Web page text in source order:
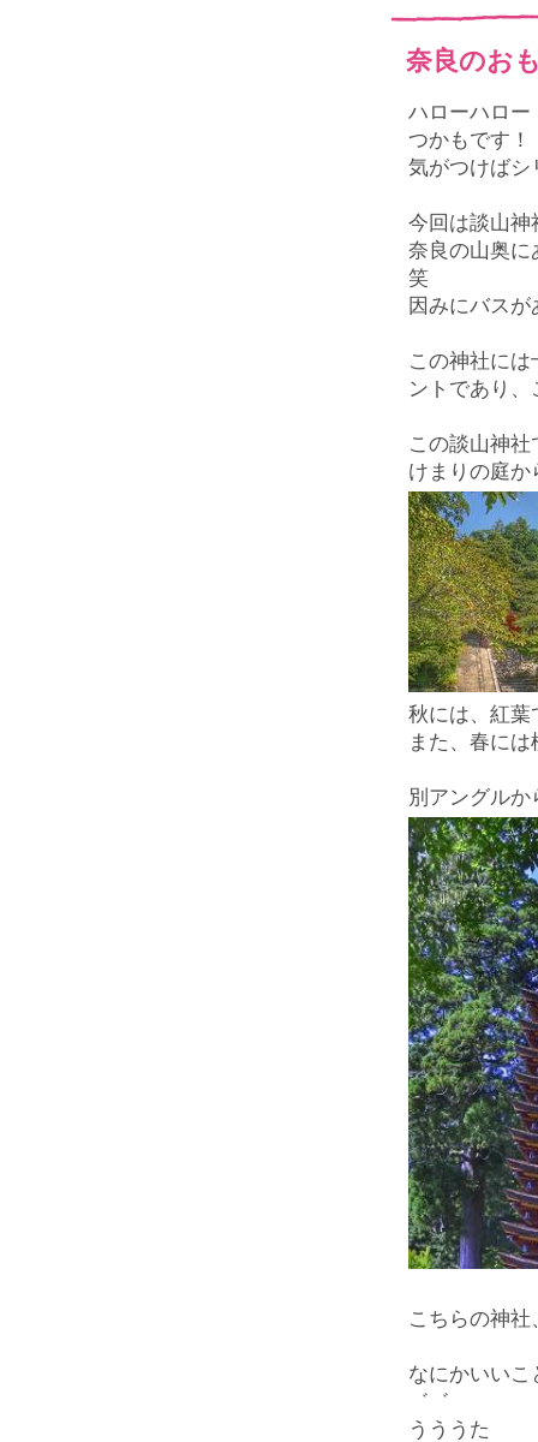
奈良のお
ハローハロー
つかもです！
気がつけばシ
今回は談山神
奈良の山奥に
笑
因みにバス
この神社に
ントであり
この談山神
けまりの庭
秋には、紅葉
また、春に
別アングル
こちらの神
なにかいい
゛゛
うううた